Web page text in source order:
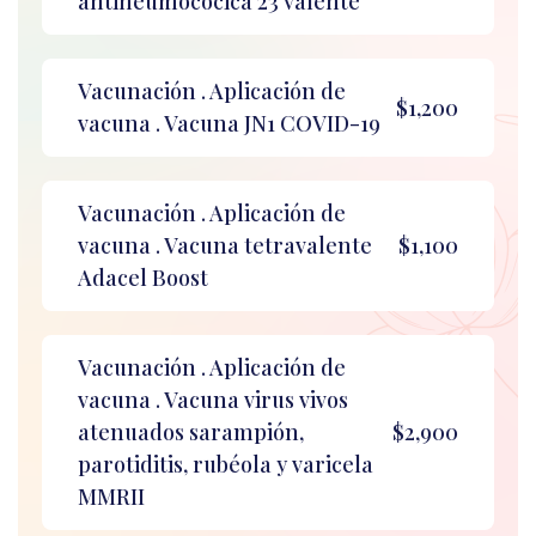
Vacunación . Aplicación de
vacuna . Vacuna JN1 COVID-19
$1,200
Vacunación . Aplicación de
vacuna . Vacuna tetravalente
Adacel Boost
$1,100
Vacunación . Aplicación de
vacuna . Vacuna virus vivos
atenuados sarampión,
parotiditis, rubéola y varicela
MMRII
$2,900